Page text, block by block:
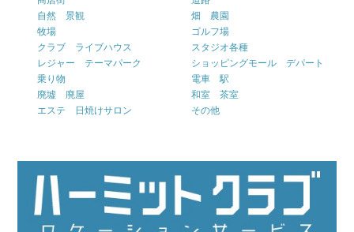
自然 景観
畑 農園
牧場
ゴルフ場
クラブ ライブハウス
スタジオ各種
レジャー テーマパーク
ショッピングモール デパート
乗り物
電車 駅
廃墟 廃屋
和室 茶室
エステ 日焼けサロン
その他